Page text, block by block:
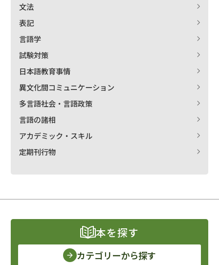
文法
表記
言語学
試験対策
日本語教育事情
異文化間コミュニケーション
多言語社会・言語政策
言語の諸相
アカデミック・スキル
定期刊行物
本を探す
カテゴリーから探す